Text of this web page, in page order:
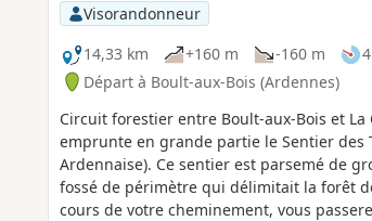
Visorandonneur
14,33 km
+160 m -160 m
Départ à Boult-aux-Bois (Ardennes)
Circuit forestier entre Boult-aux-Bois et
emprunte en grande partie le Sentier des
Ardennaise). Ce sentier est parsemé de
fossé de périmètre qui délimitait la forêt
cours de votre cheminement, vous